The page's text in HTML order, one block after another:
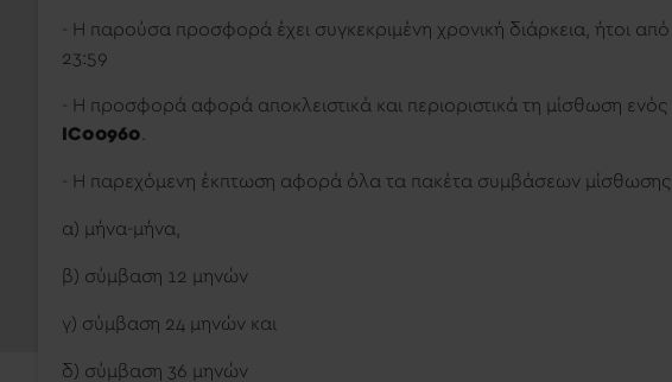
- Η παρούσα προσφορά έχει συγκεκριμένη χρονική διάρκεια, ήτοι
23:59
- Η προσφορά αφορά αποκλειστικά και περιοριστικά τη μίσθωση
IC00960
- Η παρεχόμενη έκπτωση αφορά όλα τα πακέτα συμβάσεων μίσθωσης
α) μήνα-μήνα,
β) σύμβαση 12 μηνών
γ) σύμβαση 24 μηνών και
δ) σύμβαση 36 μηνών